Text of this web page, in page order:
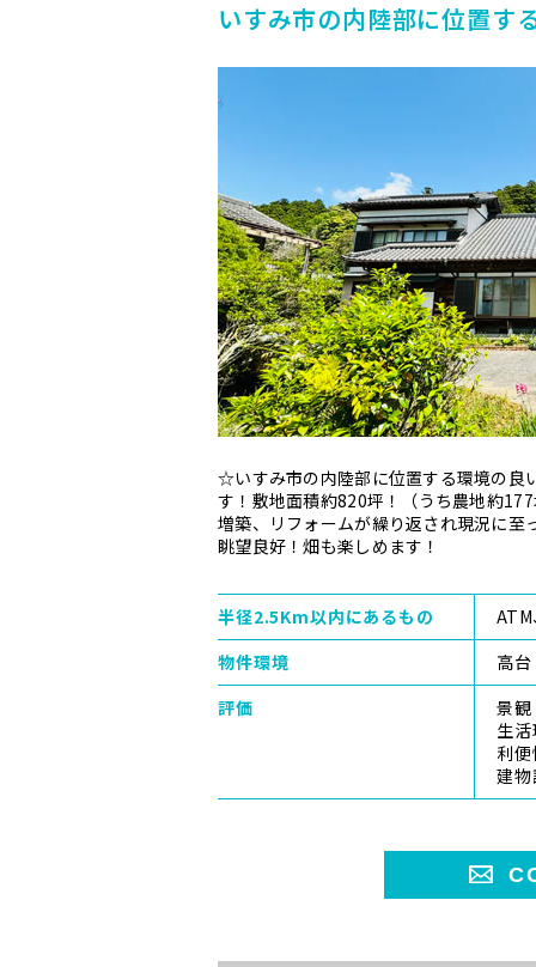
いすみ市の内陸部に位置す
☆いすみ市の内陸部に位置する環境の良
す！敷地面積約820坪！（うち農地約
増築、リフォームが繰り返され現況に至
眺望良好！畑も楽しめます！
半径2.5Km以内にあるもの
ATM
物件環境
高台
評価
景
生
利
建